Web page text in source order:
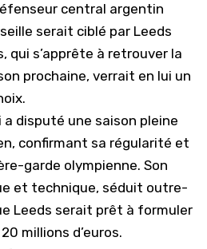
central argentin
serait ciblé par Leeds
qui s’apprête à retrouver la
prochaine, verrait en lui un
a disputé une saison pleine
confirmant sa régularité et
garde olympienne. Son
et technique, séduit outre-
Leeds serait prêt à formuler
millions d’euros.